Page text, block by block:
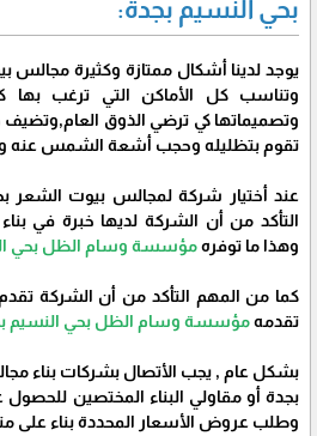
بحي النسيم بجدة:
يوجد لدينا أشكال ممتازة وكثيرة مجالس
وتناسب كل الأماكن التي ترغب بها
وتصميماتها كي ترضي الذوق
تقوم بتظليله وحجب أشعة الشمس عنه
عند أختيار شركة لمجالس بيوت الشعر
التأكد من أن الشركة لديها خبرة في
وهذا ما توفرهمؤسسة وسام الظل بحي
كما من المهم التأكد من أن الشركة
تقدمهمؤسسة وسام الظل بحي النسيم
بشكل عام , يجب الأتصال بشركات بناء
بجدة أو مقاولي البناء المختصين
وطلب عروض الأسعار المحددة بناء على